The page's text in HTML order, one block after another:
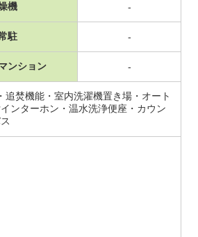
機 -
駐 -
ンション -
焚機能・室内洗濯機置き場・オート
ンターホン・温水洗浄便座・カウン